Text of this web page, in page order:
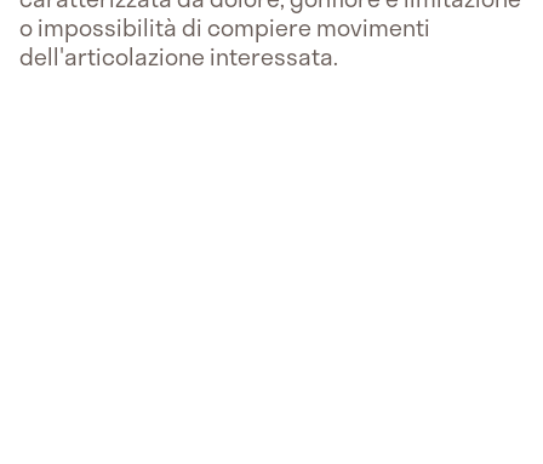
o impossibilità di compiere movimenti
dell'articolazione interessata.